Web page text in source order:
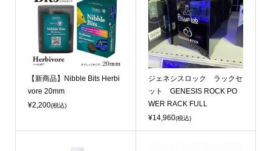
【新商品】Nibble Bits Herbi
vore 20mm
¥2,200(税込)
ジェネシスロック ラックセ
ット GENESIS ROCK PO
WER RACK FULL
¥14,960(税込)